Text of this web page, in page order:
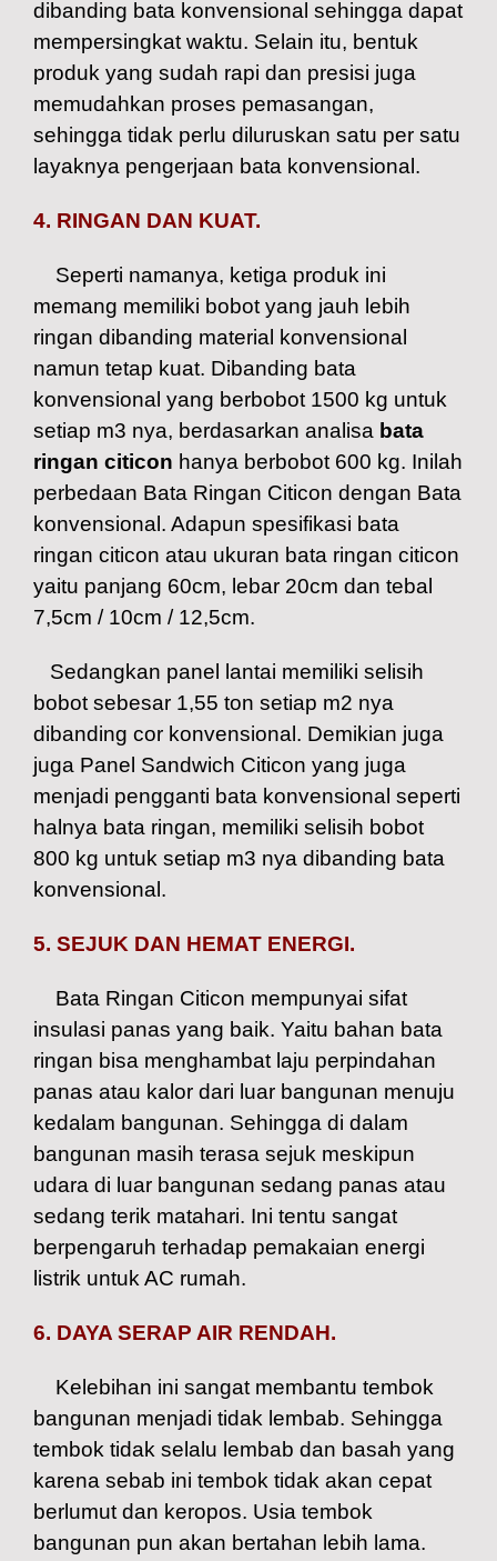
dibanding bata konvensional sehingga dapat
mempersingkat waktu. Selain itu, bentuk
produk yang sudah rapi dan presisi juga
memudahkan proses pemasangan,
sehingga tidak perlu diluruskan satu per satu
layaknya pengerjaan bata konvensional.
4. RINGAN DAN KUAT.
Seperti namanya, ketiga produk ini
memang memiliki bobot yang jauh lebih
ringan dibanding material konvensional
namun tetap kuat. Dibanding bata
konvensional yang berbobot 1500 kg untuk
setiap m3 nya, berdasarkan analisa bata
ringan citicon hanya berbobot 600 kg. Inilah
perbedaan Bata Ringan Citicon dengan Bata
konvensional. Adapun spesifikasi bata
ringan citicon atau ukuran bata ringan citicon
yaitu panjang 60cm, lebar 20cm dan tebal
7,5cm / 10cm / 12,5cm.
Sedangkan panel lantai memiliki selisih
bobot sebesar 1,55 ton setiap m2 nya
dibanding cor konvensional. Demikian juga
juga Panel Sandwich Citicon yang juga
menjadi pengganti bata konvensional seperti
halnya bata ringan, memiliki selisih bobot
800 kg untuk setiap m3 nya dibanding bata
konvensional.
5. SEJUK DAN HEMAT ENERGI.
Bata Ringan Citicon mempunyai sifat
insulasi panas yang baik. Yaitu bahan bata
ringan bisa menghambat laju perpindahan
panas atau kalor dari luar bangunan menuju
kedalam bangunan. Sehingga di dalam
bangunan masih terasa sejuk meskipun
udara di luar bangunan sedang panas atau
sedang terik matahari. Ini tentu sangat
berpengaruh terhadap pemakaian energi
listrik untuk AC rumah.
6. DAYA SERAP AIR RENDAH.
Kelebihan ini sangat membantu tembok
bangunan menjadi tidak lembab. Sehingga
tembok tidak selalu lembab dan basah yang
karena sebab ini tembok tidak akan cepat
berlumut dan keropos. Usia tembok
bangunan pun akan bertahan lebih lama.